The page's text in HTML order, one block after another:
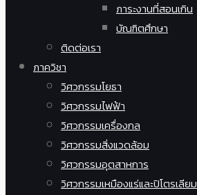
ภาระงานที่สอนเกิน
บัณฑิตศึกษา
ติดต่อเรา
ภาควิชา
วิศวกรรมโยธา
วิศวกรรมไฟฟ้า
วิศวกรรมเครื่องกล
วิศวกรรมสิ่งแวดล้อม
วิศวกรรมอุตสาหการ
วิศวกรรมเหมืองแร่และปิโตรเลียม